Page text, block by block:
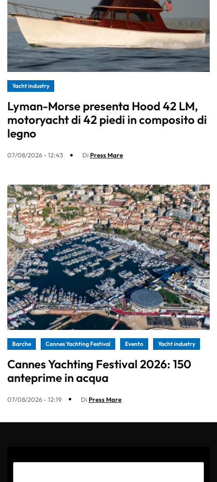
Yacht industry
Lyman-Morse presenta Hood 42 LM,
motoryacht di 42 piedi in composito di
legno
07/08/2026 - 12:43 Di Press Mare
Barche Cannes Yachting Festival Evento Yacht industry
Cannes Yachting Festival 2026: 150
anteprime in acqua
07/08/2026 - 12:19 Di Press Mare